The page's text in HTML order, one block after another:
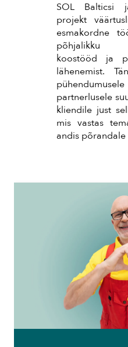
SOL Balticsi
projekt
esmakordne
põhjalikku
koostööd ja
lähenemist.
partnerlusele
kliendile just
mis vastas
andis põrandale
Loe